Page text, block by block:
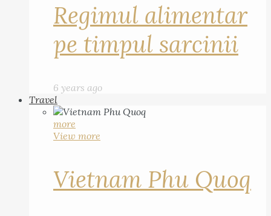
Regimul alimentar
pe timpul sarcinii
6 years ago
Travel
more
View more
Vietnam Phu Quoq